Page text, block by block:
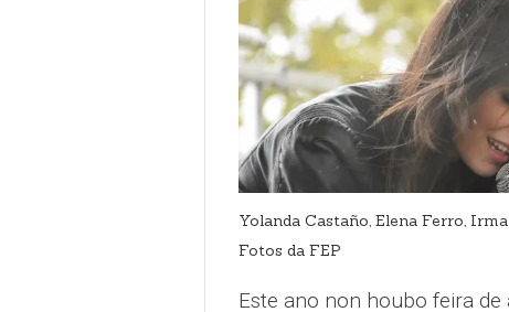
Yolanda Castaño, Elena Ferro,
Fotos da FEP
Este ano non houbo feira